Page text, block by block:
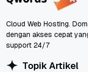
Cloud Web Hosting.
dengan akses cepat
support 24/7
Topik Artikel